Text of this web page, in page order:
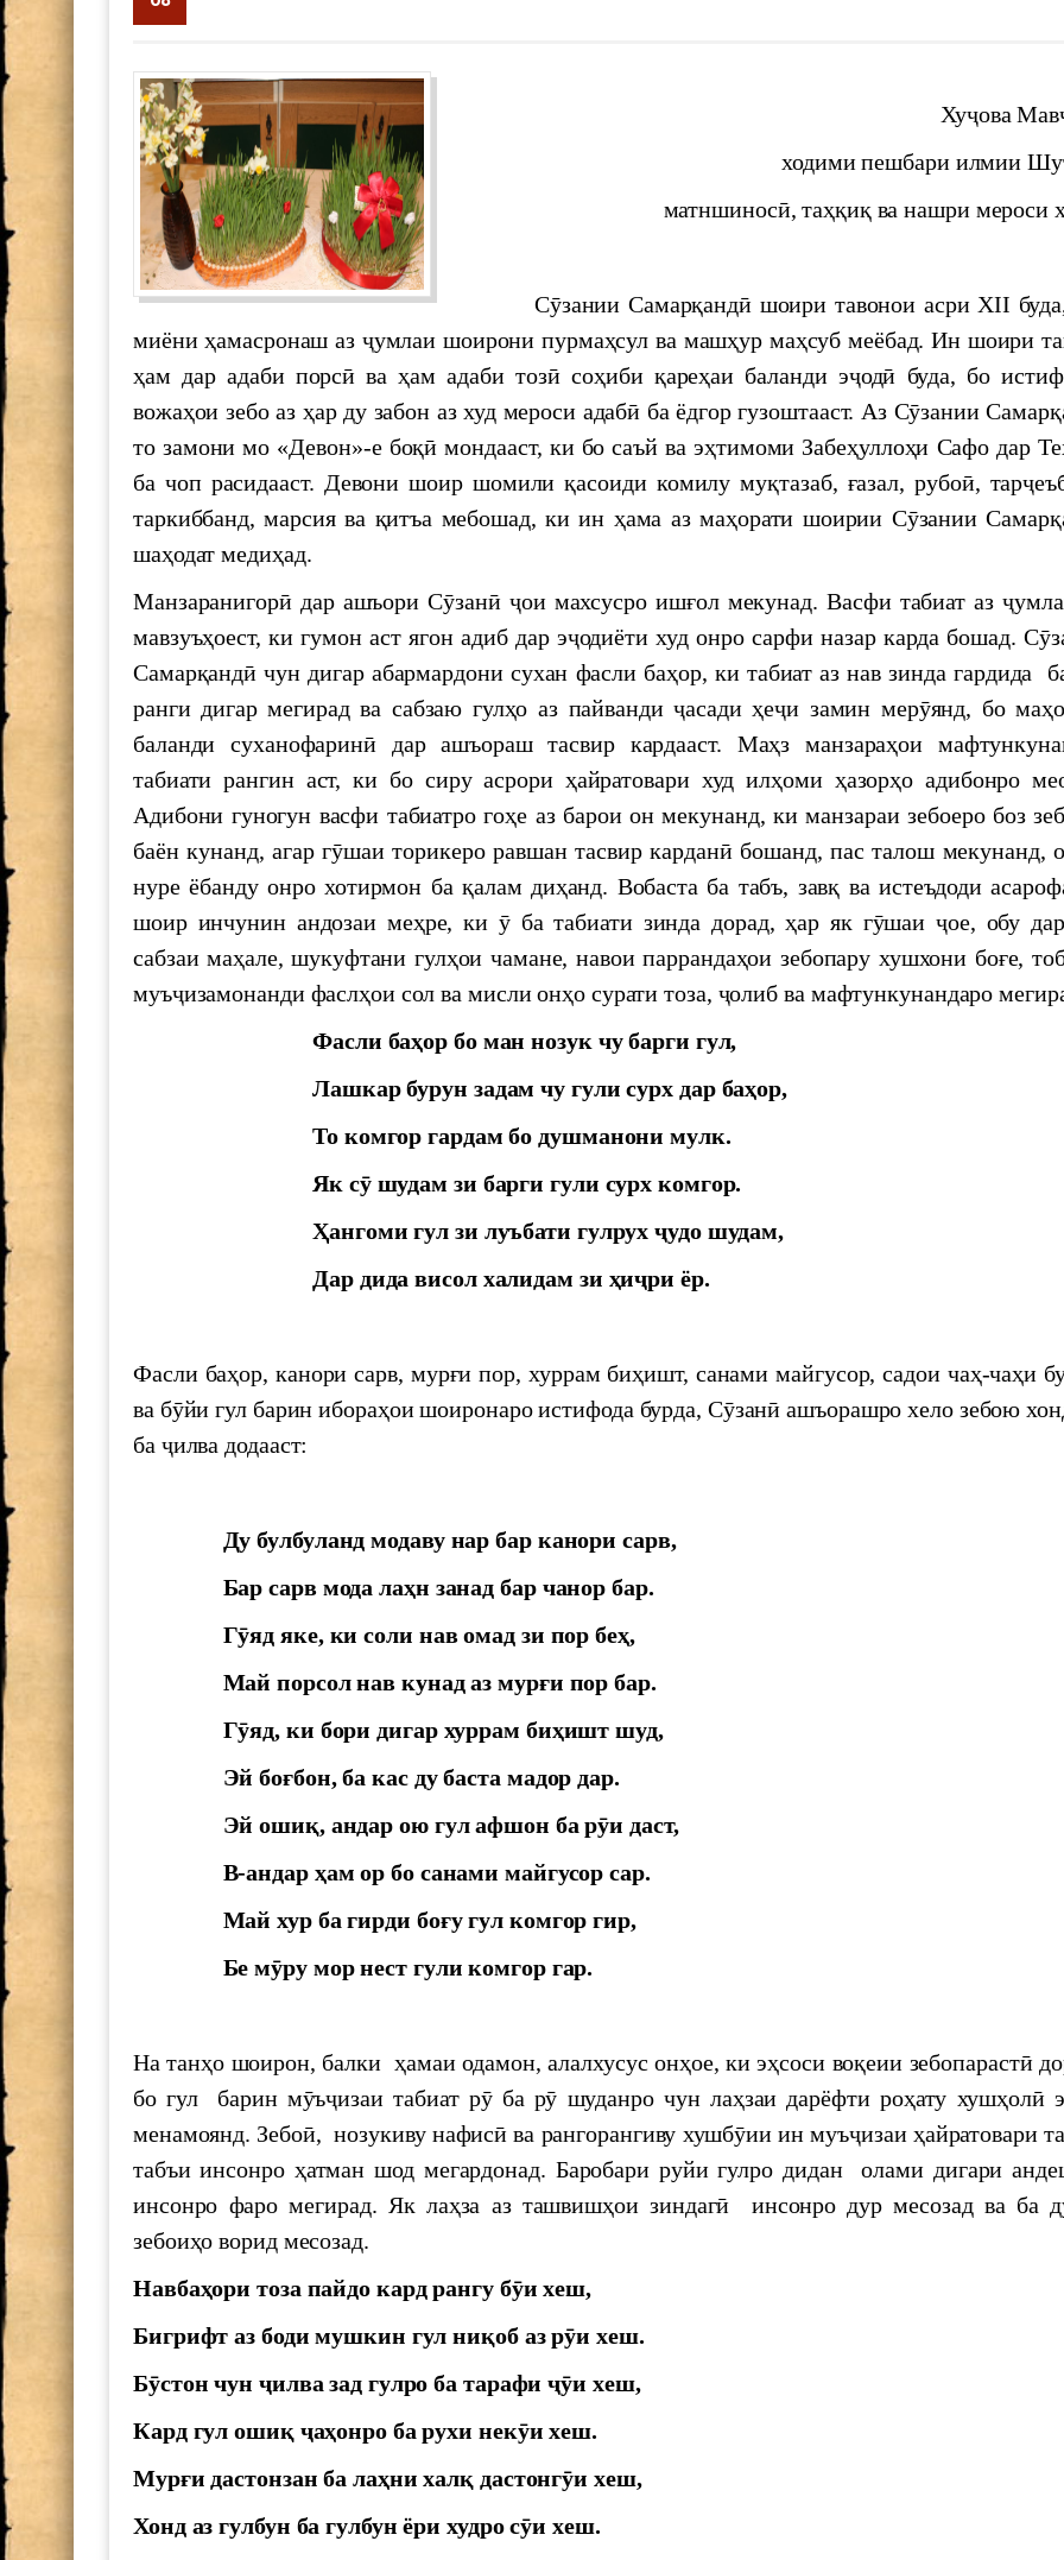
РӮНАМОИИ КИТОБИ “ТОҶИКОНИ ХУРОСОН: ТАЪРИХ ФАРҲАНГ ВА
САРНАВИШТ”
Минётури нусхаи “Шоҳнома”-и Абулқосим Фирдавсӣ дар Маркази мероси хаттии
назди Раёсати АМИТ, №5955 “Саҳнаи гирифтор шудани Хоқон ба дасти Рустам”
НОМАИ ИТТИЛООТӢ
Ҷоизаи Раиси шаҳри Душанбе
Мулоқоти посдорони мероси мактуб
he role of young scientists in the development of science, innovation and technology
700 СОЛ БО ҲОФИЗ
МАКТУБИ ИТТИЛООТӢ
Паёми шодбошӣ ба ифтихори Наврӯзи соли 2024
The international scientific-practical conference "Historical and cultural geography
"Shohnoma"
Силсиласеминарҳои илмӣ-методологӣ дар Маркази мероси хаттӣ
БАРГУЗОРИИ МИЗИ МУДАВВАР МИЁНИ ОЛИМОНИ ҶАВОНИ АКАДЕМИЯИ
МИЛЛИИ ИЛМҲОИ ТОҶИКИСТОН
of the United Nations
Шукӯҳи Истиқлол
МАКТУБИ ИТТИЛООТӢ
ООН и наследия ЮНЕСКО а Таджикстане
Семинари илмӣ ба ифтихори "Ҳафтаи илм"
Баррасии фаъолияти илмӣ ва илмию ташкилии Маркази мероси хаттӣ дар соли
СОЛАГИИ АКАДЕМИК БОБОҶОН ҒАФУРОВ
Нақши олимон дар ташаккул ва рушди хизмати дипломатӣ ва татбиқи сиёсати
хориҷии Ҷумҳурии Тоҷикистон, дар мисоли фаъолияти профессор Шарофиддин
Имом
Озмуни ғайринавбатӣ
Эълон!
Маҷлиси ҳисоботӣ-интихоботии ташкилоти ибтидоии "Меросдор"
В Душанбе прошла Международная конференция о роли молодых учёных в
развитии науки, инноваций и технологий
Ваҳдати миллӣ - асоси рушди Тоҷикистон
Падидаҳои илму амал
Шанбегии дастаҷамъона
НОМАИ ИТТИЛООТӢ
МАКТУБИ ИТТИЛООТӢ
Хуҷова
ходими пешбари илмии
матншиносӣ, таҳқиқ ва нашри мероси
Сӯзании Самарқандӣ шоири тавонои асри XII
миёни ҳамасронаш аз ҷумлаи шоирони пурмаҳсул ва машҳур маҳсуб меёбад. Ин шоири
ҳам дар адаби порсӣ ва ҳам адаби тозӣ соҳиби қареҳаи баланди эҷодӣ буда, бо
вожаҳои зебо аз ҳар ду забон аз худ мероси адабӣ ба ёдгор гузоштааст. Аз Сӯзании
то замони мо «Девон»-е боқӣ мондааст, ки бо саъй ва эҳтимоми Забеҳуллоҳи Сафо дар
ба чоп расидааст. Девони шоир шомили қасоиди комилу муқтазаб, ғазал, рубоӣ,
таркиббанд, марсия ва қитъа мебошад, ки ин ҳама аз маҳорати шоирии Сӯзании
шаҳодат медиҳад.
Манзаранигорӣ дар ашъори Сӯзанӣ ҷои махсусро ишғол мекунад. Васфи табиат аз
мавзуъҳоест, ки гумон аст ягон адиб дар эҷодиёти худ онро сарфи назар карда бошад.
Самарқандӣ чун дигар абармардони сухан фасли баҳор, ки табиат аз нав зинда гардида
ранги дигар мегирад ва сабзаю гулҳо аз пайванди ҷасади ҳеҷи замин мерӯянд, бо
баланди суханофаринӣ дар ашъораш тасвир кардааст. Маҳз манзараҳои
табиати рангин аст, ки бо сиру асрори ҳайратовари худ илҳоми ҳазорҳо адибонро
Адибони гуногун васфи табиатро гоҳе аз барои он мекунанд, ки манзараи зебоеро боз
баён кунанд, агар гӯшаи торикеро равшан тасвир карданӣ бошанд, пас талош мекунанд,
нуре ёбанду онро хотирмон ба қалам диҳанд. Вобаста ба табъ, завқ ва истеъдоди
шоир инчунин андозаи меҳре, ки ӯ ба табиати зинда дорад, ҳар як гӯшаи ҷое, обу
сабзаи маҳале, шукуфтани гулҳои чамане, навои паррандаҳои зебопару хушхони боғе,
муъҷизамонанди фаслҳои сол ва мисли онҳо сурати тоза, ҷолиб ва мафтункунандаро
Фасли баҳор бо ман нозук чу барги гул,
Лашкар бурун задам чу гули сурх дар баҳор,
То комгор гардам бо душманони мулк.
Як сӯ шудам зи барги гули сурх комгор.
Ҳангоми гул зи луъбати гулрух ҷудо шудам,
Дар дида висол халидам зи ҳиҷри ёр.
Фасли баҳор, канори сарв, мурғи пор, хуррам биҳишт, санами майгусор, садои чаҳ-чаҳи
ва бӯйи гул барин ибораҳои шоиронаро истифода бурда, Сӯзанӣ ашъорашро хело зебою
ба ҷилва додааст:
Ду булбуланд модаву нар бар канори сарв,
Бар сарв мода лаҳн занад бар чанор бар.
Гӯяд яке, ки соли нав омад зи пор беҳ,
Май порсол нав кунад аз мурғи пор бар.
Гӯяд, ки бори дигар хуррам биҳишт шуд,
Эй боғбон, ба кас ду баста мадор дар.
Эй ошиқ, андар ою гул афшон ба рӯи даст,
В-андар ҳам ор бо санами майгусор сар.
Май хур ба гирди боғу гул комгор гир,
Бе мӯру мор нест гули комгор гар.
На танҳо шоирон, балки ҳамаи одамон, алалхусус онҳое, ки эҳсоси воқеии зебопарастӣ
бо гул барин мӯъҷизаи табиат рӯ ба рӯ шуданро чун лаҳзаи дарёфти роҳату хушҳолӣ
менамоянд. Зебоӣ, нозукиву нафисӣ ва рангорангиву хушбӯии ин муъҷизаи ҳайратовари
табъи инсонро ҳатман шод мегардонад. Баробари руйи гулро дидан олами дигари
инсонро фаро мегирад. Як лаҳза аз ташвишҳои зиндагӣ инсонро дур месозад ва ба
зебоиҳо ворид месозад.
Навбаҳори тоза пайдо кард рангу бӯи хеш,
Бигрифт аз боди мушкин гул ниқоб аз рӯи хеш.
Бӯстон чун ҷилва зад гулро ба тарафи ҷӯи хеш,
Кард гул ошиқ ҷаҳонро ба рухи некӯи хеш.
Мурғи дастонзан ба лаҳни халқ дастонгӯи хеш,
Хонд аз гулбун ба гулбун ёри худро сӯи хеш.